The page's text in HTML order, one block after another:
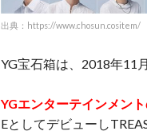
出典：https://www.chosun.cositem/
YG宝石箱は、2018年11
YGエンターテインメン
Eとしてデビューし